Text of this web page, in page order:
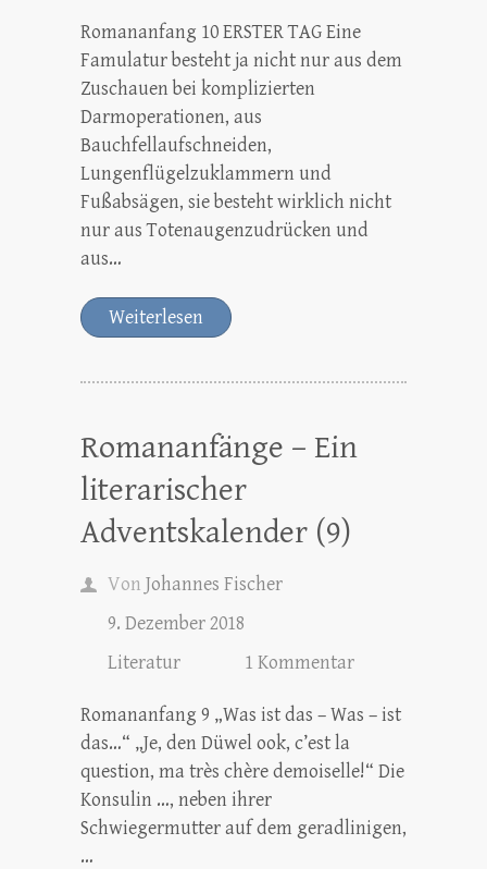
Romananfang 10 ERSTER TAG Eine
Famulatur besteht ja nicht nur aus dem
Zuschauen bei komplizierten
Darmoperationen, aus
Bauchfellaufschneiden,
Lungenflügelzuklammern und
Fußabsägen, sie besteht wirklich nicht
nur aus Totenaugenzudrücken und
aus…
Weiterlesen
Romananfänge – Ein
literarischer
Adventskalender (9)
Von Johannes Fischer
9. Dezember 2018
Literatur
1 Kommentar
Romananfang 9 „Was ist das – Was – ist
das…“ „Je, den Düwel ook, c’est la
question, ma très chère demoiselle!“ Die
Konsulin …, neben ihrer
Schwiegermutter auf dem geradlinigen,
…